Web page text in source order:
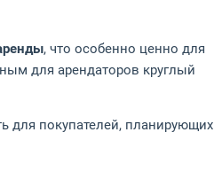
, что особенно ценно для
для арендаторов круглый
для покупателей, планирующих